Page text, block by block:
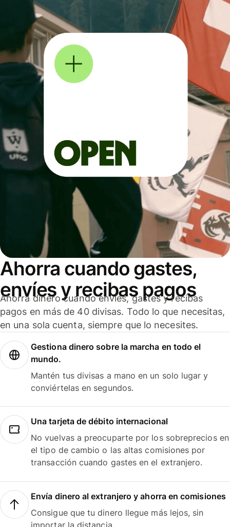
Ahorra cuando gastes,
envíes y recibas pagos
Ahorra dinero cuando envíes, gastes y recibas
pagos en más de 40 divisas. Todo lo que necesitas,
en una sola cuenta, siempre que lo necesites.
Gestiona dinero sobre la marcha en todo el
mundo.
Mantén tus divisas a mano en un solo lugar y
conviértelas en segundos.
Una tarjeta de débito internacional
No vuelvas a preocuparte por los sobreprecios en
el tipo de cambio o las altas comisiones por
transacción cuando gastes en el extranjero.
Envía dinero al extranjero y ahorra en comisiones
Consigue que tu dinero llegue más lejos, sin
importar la distancia.